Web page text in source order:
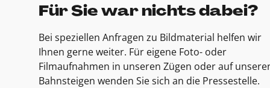
Für Sie war nichts dabei?
Bei speziellen Anfragen zu Bildmaterial helfen wir
Ihnen gerne weiter. Für eigene Foto- oder
Filmaufnahmen in unseren Zügen oder auf
Bahnsteigen wenden Sie sich an die Pressestelle.